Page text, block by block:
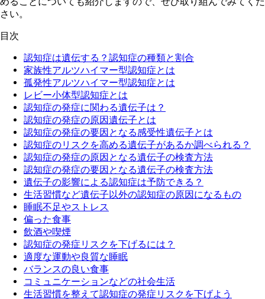
さい。
目次
認知症は遺伝する？認知症の種類と割合
家族性アルツハイマー型認知症とは
孤発性アルツハイマー型認知症とは
レビー小体型認知症とは
認知症の発症に関わる遺伝子は？
認知症の発症の原因遺伝子とは
認知症の発症の要因となる感受性遺伝子とは
認知症のリスクを高める遺伝子があるか調べられる？
認知症の発症の原因となる遺伝子の検査方法
認知症の発症の要因となる遺伝子の検査方法
遺伝子の影響による認知症は予防できる？
生活習慣など遺伝子以外の認知症の原因になるもの
睡眠不足やストレス
偏った食事
飲酒や喫煙
認知症の発症リスクを下げるには？
適度な運動や良質な睡眠
バランスの良い食事
コミュニケーションなどの社会生活
生活習慣を整えて認知症の発症リスクを下げよう